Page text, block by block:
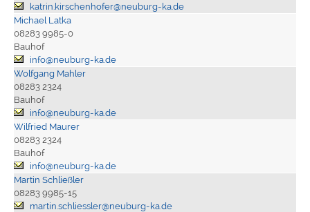
katrin.kirschenhofer@neuburg-ka.de
Michael Latka
08283 9985-0
Bauhof
info@neuburg-ka.de
Wolfgang Mahler
08283 2324
Bauhof
info@neuburg-ka.de
Wilfried Maurer
08283 2324
Bauhof
info@neuburg-ka.de
Martin Schließler
08283 9985-15
martin.schliessler@neuburg-ka.de